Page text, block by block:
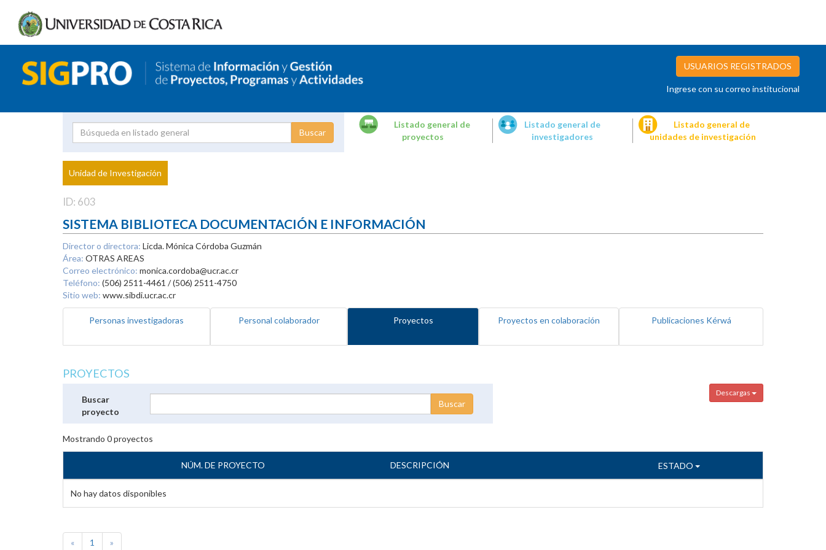
USUARIOS REGISTRADOS
Ingrese con su correo institucional
Proyecto
Investigador
Listado general de
proyectos
Listado general de
investigadores
Listado general de
unidades de investigación
Unidad de Investigación
ID: 603
SISTEMA BIBLIOTECA DOCUMENTACIÓN E INFORMACIÓN
Director o directora: Licda. Mónica Córdoba Guzmán
Área: OTRAS AREAS
Correo electrónico: monica.cordoba@ucr.ac.cr
Teléfono: (506) 2511-4461 / (506) 2511-4750
Sitio web: www.sibdi.ucr.ac.cr
Personas investigadoras Personal colaborador Proyectos Proyectos en colaboración Publicaciones Kérwá
PROYECTOS
Descargas
Buscar
proyecto
Mostrando 0proyectos
NÚM. DE PROYECTO DESCRIPCIÓN ESTADO
No hay datos disponibles
« 1 »